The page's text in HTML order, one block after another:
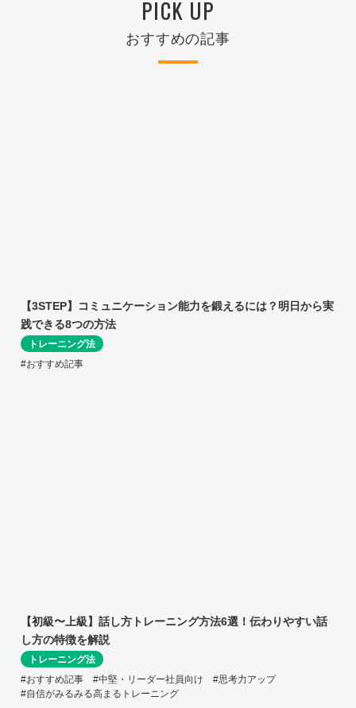
PICK UP
おすすめの記事
【3STEP】コミュニケーション能力を鍛えるには？明日から実
践できる8つの方法
トレーニング法
#おすすめ記事
【初級〜上級】話し方トレーニング方法6選！伝わりやすい話
し方の特徴を解説
トレーニング法
#おすすめ記事
#中堅・リーダー社員向け
#思考力アップ
#自信がみるみる高まるトレーニング